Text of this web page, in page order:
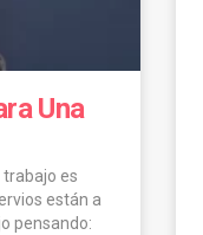
Una
es
están a
pensando: